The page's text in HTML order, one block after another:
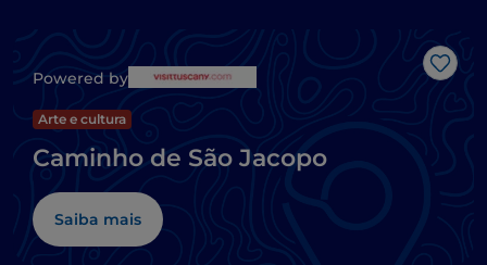
Powered by
Arte e cultura
Caminho de São Jacopo
Saiba mais